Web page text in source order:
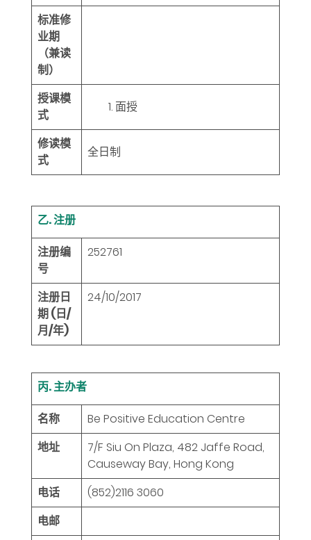
标准修
业期
（兼读
制）
授课模
式
面授
修读模
式
全日制
乙. 注册
注册编
号
252761
注册日
期 (日/
月/年)
24/10/2017
丙. 主办者
名称
Be Positive Education Centre
地址
7/F Siu On Plaza, 482 Jaffe Road,
Causeway Bay, Hong Kong
电话
(852)2116 3060
电邮